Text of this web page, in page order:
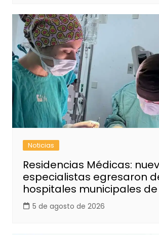
Noticias
Residencias Médicas:
especialistas egresaron
hospitales municipales
5 de agosto de 2026